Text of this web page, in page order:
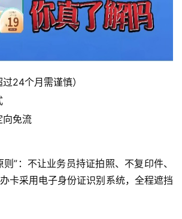
24个月需谨慎）
向免流
”：不让业务员持证拍照、不复印件、
卡采用电子身份证识别系统，全程遮挡